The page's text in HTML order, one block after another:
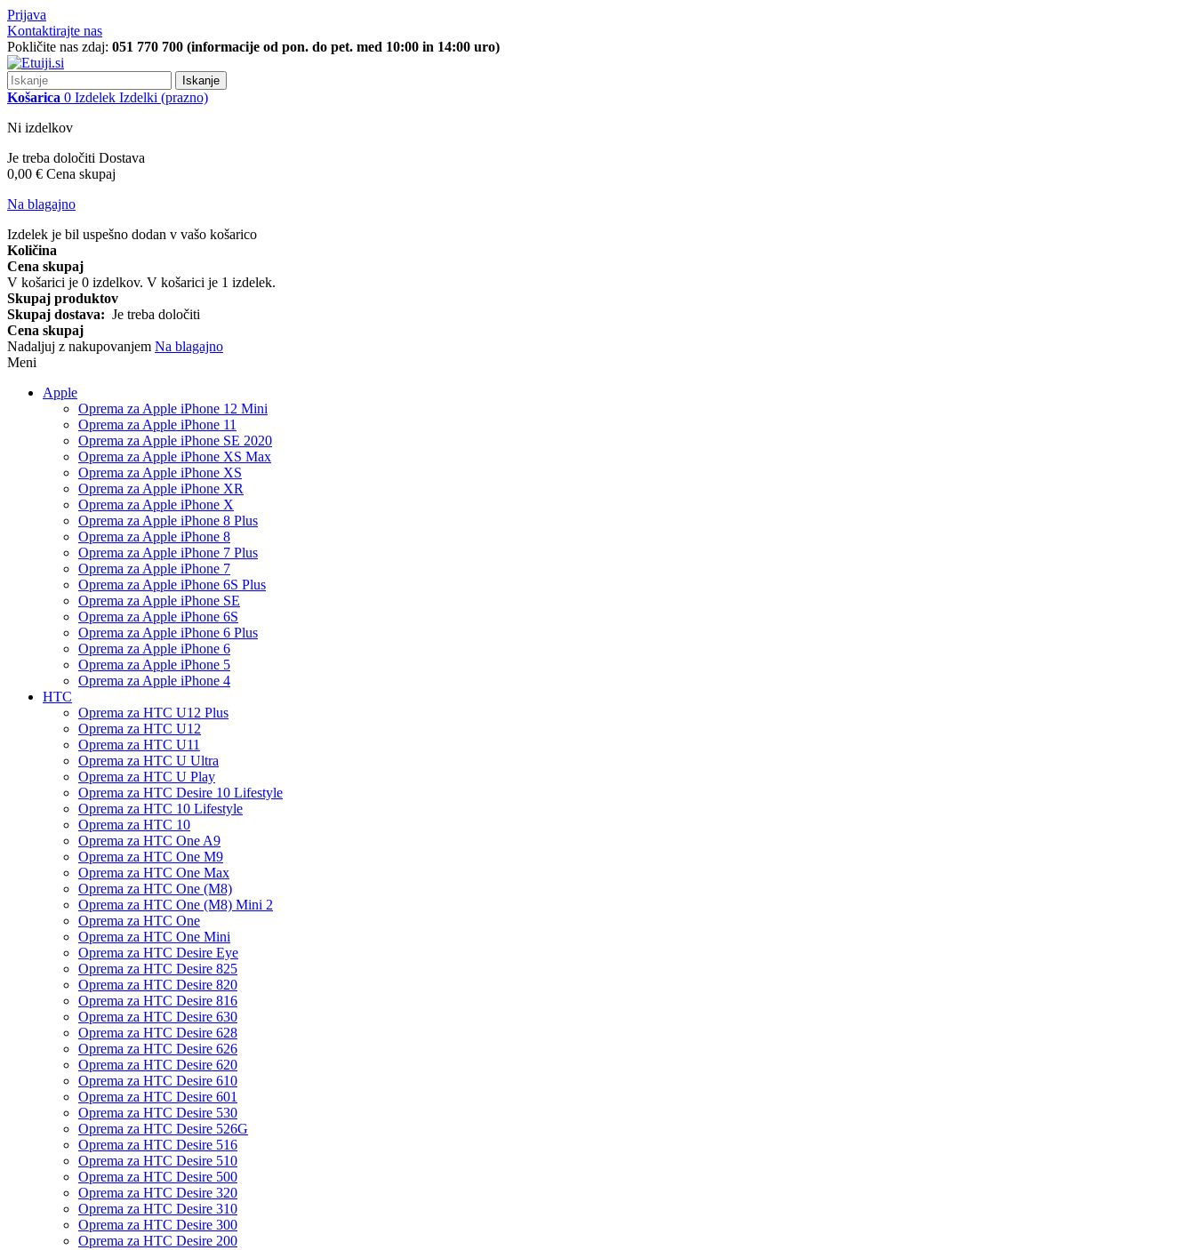
Prijava
Kontaktirajte nas
Pokličite nas zdaj: 051 770 700 (informacije od pon. do pet. med 10:00 in 14:00 uro)
Iskanje
Košarica 0 Izdelek Izdelki (prazno)
Ni izdelkov
Je treba določiti Dostava
0,00 € Cena skupaj
Na blagajno
Izdelek je bil uspešno dodan v vašo košarico
Količina
Cena skupaj
V košarici je 0 izdelkov. V košarici je 1 izdelek.
Skupaj produktov
Skupaj dostava: Je treba določiti
Cena skupaj
Nadaljuj z nakupovanjem Na blagajno
Meni
Apple
Oprema za Apple iPhone 12 Mini
Oprema za Apple iPhone 11
Oprema za Apple iPhone SE 2020
Oprema za Apple iPhone XS Max
Oprema za Apple iPhone XS
Oprema za Apple iPhone XR
Oprema za Apple iPhone X
Oprema za Apple iPhone 8 Plus
Oprema za Apple iPhone 8
Oprema za Apple iPhone 7 Plus
Oprema za Apple iPhone 7
Oprema za Apple iPhone 6S Plus
Oprema za Apple iPhone SE
Oprema za Apple iPhone 6S
Oprema za Apple iPhone 6 Plus
Oprema za Apple iPhone 6
Oprema za Apple iPhone 5
Oprema za Apple iPhone 4
HTC
Oprema za HTC U12 Plus
Oprema za HTC U12
Oprema za HTC U11
Oprema za HTC U Ultra
Oprema za HTC U Play
Oprema za HTC Desire 10 Lifestyle
Oprema za HTC 10 Lifestyle
Oprema za HTC 10
Oprema za HTC One A9
Oprema za HTC One M9
Oprema za HTC One Max
Oprema za HTC One (M8)
Oprema za HTC One (M8) Mini 2
Oprema za HTC One
Oprema za HTC One Mini
Oprema za HTC Desire Eye
Oprema za HTC Desire 825
Oprema za HTC Desire 820
Oprema za HTC Desire 816
Oprema za HTC Desire 630
Oprema za HTC Desire 628
Oprema za HTC Desire 626
Oprema za HTC Desire 620
Oprema za HTC Desire 610
Oprema za HTC Desire 601
Oprema za HTC Desire 530
Oprema za HTC Desire 526G
Oprema za HTC Desire 516
Oprema za HTC Desire 510
Oprema za HTC Desire 500
Oprema za HTC Desire 320
Oprema za HTC Desire 310
Oprema za HTC Desire 300
Oprema za HTC Desire 200